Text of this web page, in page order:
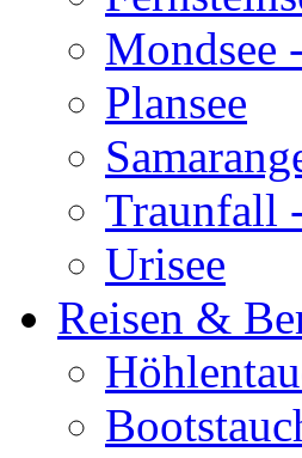
Mondsee
Plansee
Traunfall
Urisee
Reisen &